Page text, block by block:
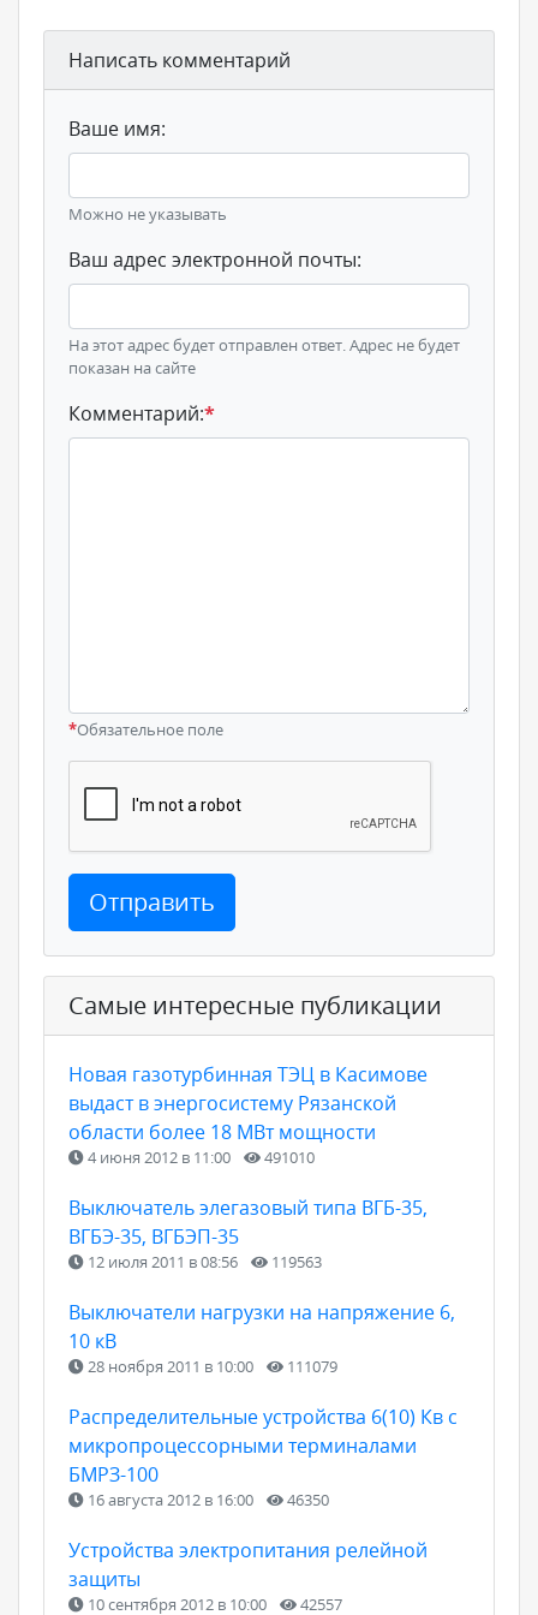
Написать комментарий
Ваше имя:
Можно не указывать
Ваш адрес электронной почты:
На этот адрес будет отправлен ответ. Адрес не будет
показан на сайте
Комментарий:*
*Обязательное поле
Отправить
Самые интересные публикации
Новая газотурбинная ТЭЦ в Касимове
выдаст в энергосистему Рязанской
области более 18 МВт мощности
4 июня 2012 в 11:00 491010
Выключатель элегазовый типа ВГБ-35,
ВГБЭ-35, ВГБЭП-35
12 июля 2011 в 08:56 119563
Выключатели нагрузки на напряжение 6,
10 кВ
28 ноября 2011 в 10:00 111079
Распределительные устройства 6(10) Кв с
микропроцессорными терминалами
БМРЗ-100
16 августа 2012 в 16:00 46350
Устройства электропитания релейной
защиты
10 сентября 2012 в 10:00 42557